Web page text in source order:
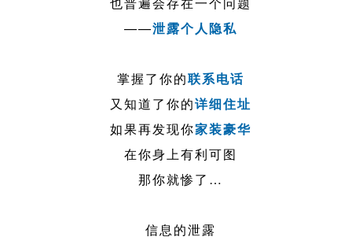
——泄露个人隐私
掌握了你的联系电话
又知道了你的详细住址
如果再发现你家装豪华
在你身上有利可图
那你就惨了…
信息的泄露